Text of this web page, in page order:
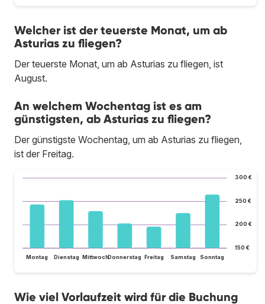
Welcher ist der teuerste Monat, um ab
Asturias zu fliegen?
Der teuerste Monat, um ab Asturias zu fliegen, ist
August.
An welchem Wochentag ist es am
günstigsten, ab Asturias zu fliegen?
Der günstigste Wochentag, um ab Asturias zu fliegen,
ist der Freitag.
150 €
200 €
250 €
300 €
Montag Dienstag MittwochDonnerstag Freitag Samstag Sonntag
Wie viel Vorlaufzeit wird für die Buchung